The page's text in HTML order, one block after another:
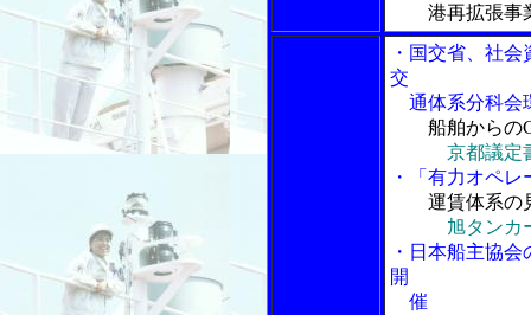
港再拡張事
・国交省、社
交
通体系分科会
船舶からの
京都議定
・「有力オペ
運賃体系の
旭タン
・日本船主協
開
催